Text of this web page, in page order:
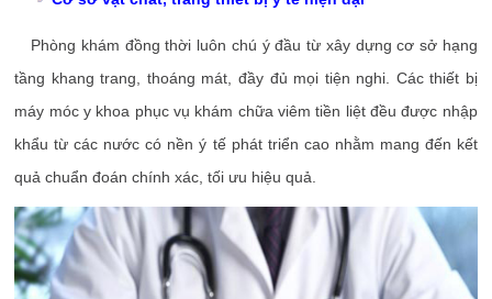
Phòng khám đồng thời luôn chú ý đầu từ xây dựng cơ sở hạng
tầng khang trang, thoáng mát, đầy đủ mọi tiện nghi. Các thiết bị
máy móc y khoa phục vụ khám chữa viêm tiền liệt đều được nhập
khẩu từ các nước có nền ý tế phát triển cao nhằm mang đến kết
quả chuẩn đoán chính xác, tối ưu hiệu quả.